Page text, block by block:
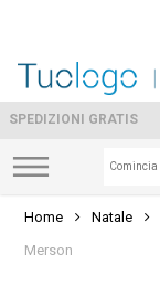
main
SPEDIZIONI GRATIS
Home Natale
Merson